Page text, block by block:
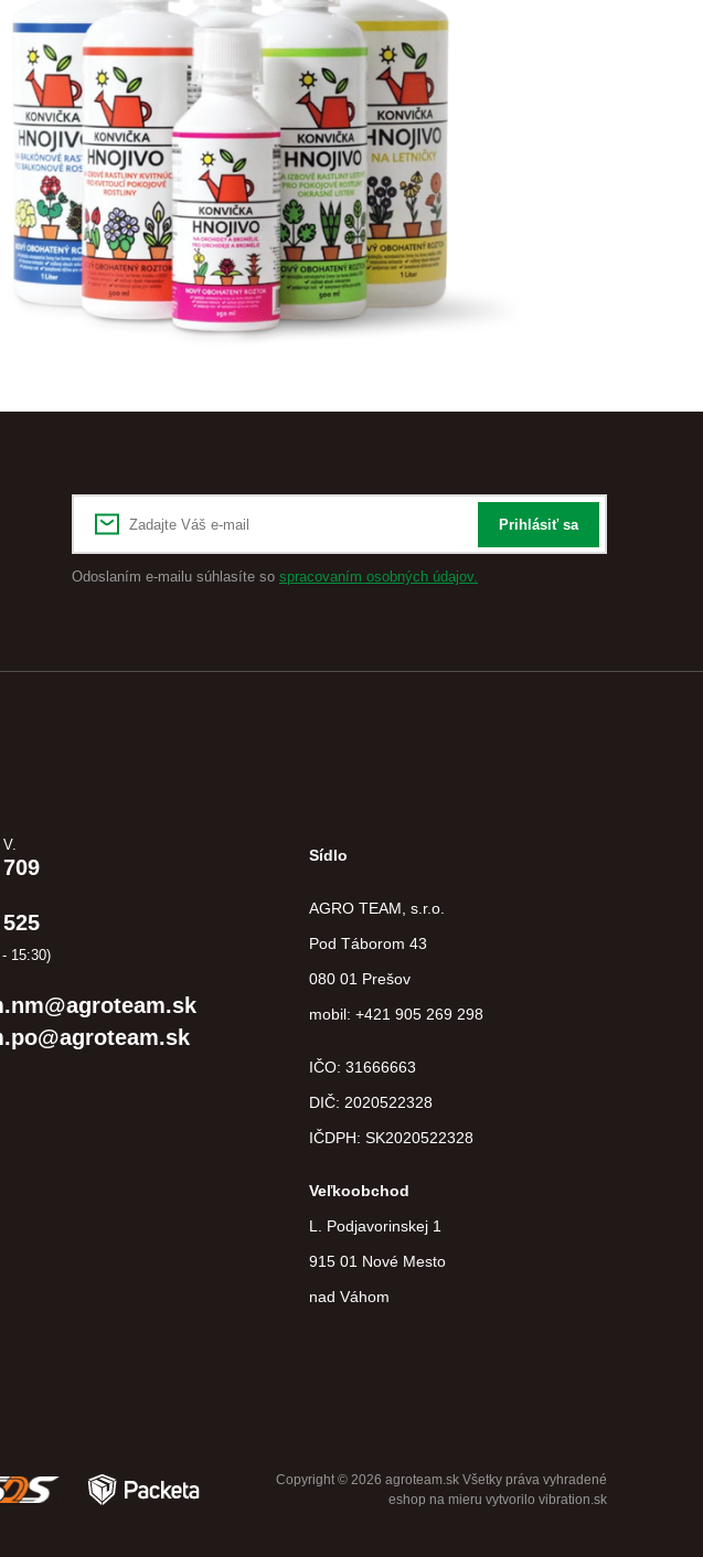
Prihlásiť sa
Odoslaním e-mailu súhlasíte so spracovaním osobných údajov.
15:30)
Sídlo
AGRO TEAM, s.r.o.
Pod Táborom 43
080 01 Prešov
mobil: +421 905 269 298
IČO: 31666663
DIČ: 2020522328
IČDPH: SK2020522328
Veľkoobchod
L. Podjavorinskej 1
915 01 Nové Mesto
nad Váhom
Copyright © 2026 agroteam.sk Všetky práva vyhradené
eshop na mieru vytvorilo vibration.sk